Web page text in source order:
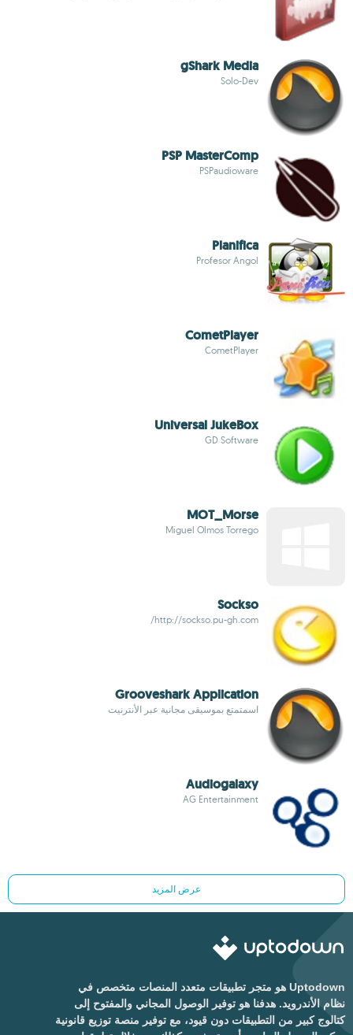
gShark Media
Solo-Dev
PSP MasterComp
PSPaudioware
Planifica
Profesor Angol
CometPlayer
CometPlayer
Universal JukeBox
GD Software
MOT_Morse
Miguel Olmos Torrego
Sockso
http://sockso.pu-gh.com/
Grooveshark Application
اسمتمتع بموسيقى مجانية عبر الأنترنيت
Audiogalaxy
AG Entertainment
عرض المزيد
Uptodown هو متجر تطبيقات متعدد المنصات متخصص في
نظام الأندرويد. هدفنا هو توفير الوصول المجاني والمفتوح إلى
كتالوج كبير من التطبيقات دون قيود، مع توفير منصة توزيع قانونية